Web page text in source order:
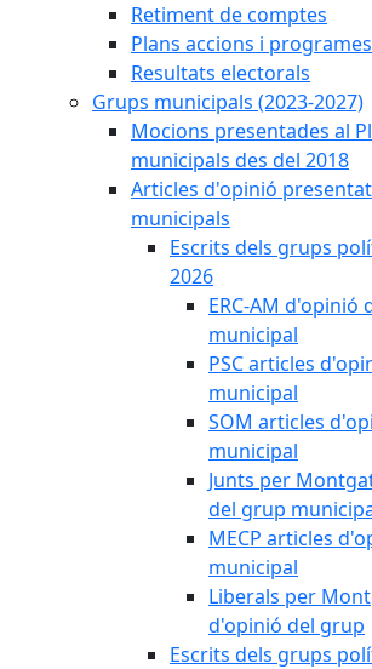
Retiment de comptes
Plans accions i programes
Resultats electorals
Grups municipals (2023-2027)
Mocions presentades al
municipals des del 2018
Articles d'opinió
municipals
Escrits dels grups
2026
ERC-AM d'opinió
municipal
PSC articles
municipal
SOM articles
municipal
Junts per
del grup
MECP articles
municipal
Liberals per
d'opinió del grup
Escrits dels grups